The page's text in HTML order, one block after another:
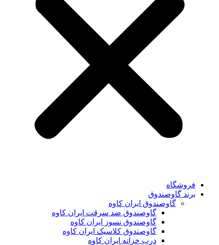
فروشگاه
برند گاوصندوق
گاوصندوق ایران کاوه
گاوصندوق ضد سرقت ایران کاوه
گاوصندوق نسوز ایران کاوه
گاوصندوق کلاسیک ایران کاوه
درب خزانه ایران کاوه